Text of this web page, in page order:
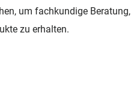
um fachkundige Beratung,
zu erhalten.